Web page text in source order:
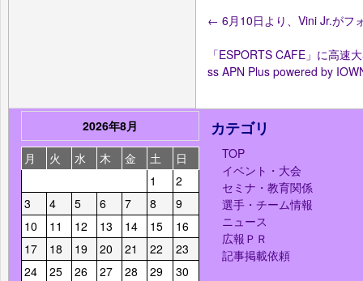
← 6月10日より、Vini Jr.がフ
「ESPORTS CAFE」に高速
ss APN Plus powered by
2026年8月
月
火 水 木 金 土
日
1
2
3
4 5 6 7 8
9
10
11 12 13 14 15
16
17
18 19 20 21 22
23
24
25 26 27 28 29
30
カテゴリ
TOP
イベント・大会
セミナ・教育関係
選手・チーム情報
ニュース
広報ＰＲ
記事掲載依頼